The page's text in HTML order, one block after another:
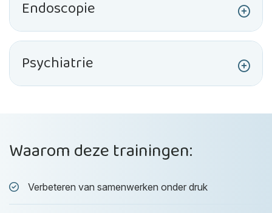
Endoscopie
Psychiatrie
Waarom deze trainingen:
Verbeteren van samenwerken onder druk